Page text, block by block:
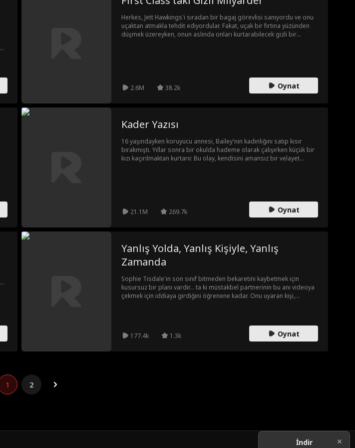
Herkes, Jett Hawkings'i sıradan bir bagaj görevlisi sanıyordu ve onu
uçaktan atmakla tehdit ediyordular. Fakat, uçak bir fırtına yüzünden
düşmek üzereyken, onun aslında onları kurtarabilecek gizli bir
2.6M 38.2k Oynat
Kader Yazısı
16 yaşındayken koruyucu annesi, Bailey'nin kadınlığını satıp kısır
bırakmıştı. Yıllar sonra bir okulda hademe olarak çalışırken küçük bir
kızı kaçırılmaktan kurtarır. Bu olay, kendisini amansız bir velayet
21.1M 269.7k Oynat
Yanlış Yolda, Yanlış Kişiyle, Yanlış
Zamanda
Sophie Tisdale'in son sınıf bitmeden bekaretini kaybetmek için
kusursuz bir planı vardır... ta ki müstakbel partnerinin bu anı videoya
çekmek için iddiaya girdiğini öğrenene kadar. Onu uyaran kişi,
177.4k
1.3k Oynat
1 2
İndir